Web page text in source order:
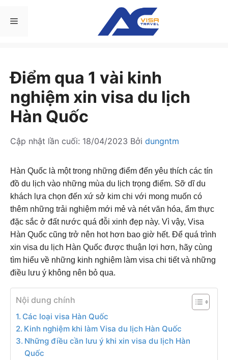
đến Menu
Điểm qua 1 vài kinh
nghiệm xin visa du lịch
Hàn Quốc
Cập nhật lần cuối: 18/04/2023 Bởi dungntm
Hàn Quốc là một trong những điểm đến yêu thích các tín
đồ du lịch vào những mùa du lịch trọng điểm. Sỡ dĩ du
khách lựa chọn đến xứ sở kim chi với mong muốn có
thêm những trải nghiệm mới mẻ và nét văn hóa, ẩm thực
đặc sắc ở đất nước quá đỗi xinh đẹp này. Vì vậy, Visa
Hàn Quốc cũng trở nên hot hơn bao giờ hết. Để quá trình
xin visa du lịch Hàn Quốc được thuận lợi hơn, hãy cùng
tìm hiểu về những kinh nghiệm làm visa chi tiết và những
điều lưu ý không nên bỏ qua.
Nội dung chính
Các loại visa Hàn Quốc
Kinh nghiệm khi làm Visa du lịch Hàn Quốc
Những điều cần lưu ý khi xin visa du lịch Hàn
Quốc